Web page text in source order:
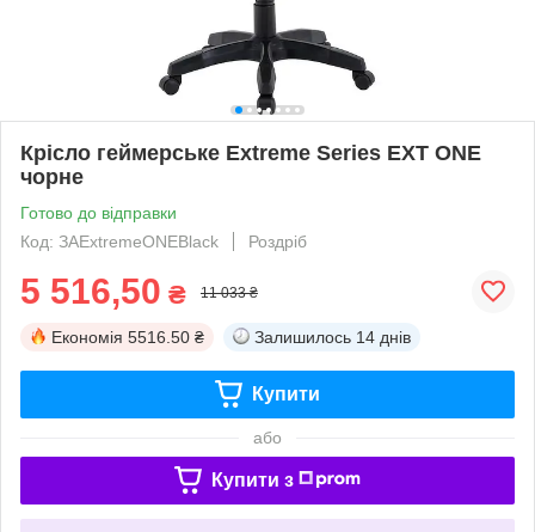
Крісло геймерське Extreme Series EXT ONE
чорне
Готово до відправки
Код: ЗАExtremeONEBlack
Роздріб
5 516,50 ₴ 11 033 ₴
Економія 5516.50 ₴ Залишилось 14 днів
Купити
або
Купити з